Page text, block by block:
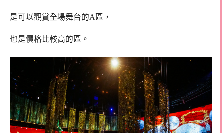
是可以觀賞全場舞台的A區，
也是價格比較高的區。